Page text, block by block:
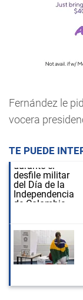
Fernández le
vocera
TE PUEDE